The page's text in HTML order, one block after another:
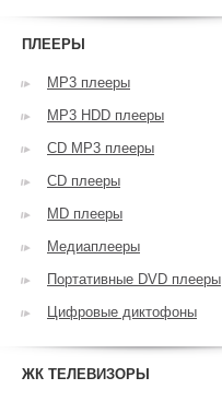
ПЛЕЕРЫ
MP3 плееры
MP3 HDD плееры
CD MP3 плееры
CD плееры
MD плееры
Медиаплееры
Портативные DVD плееры
Цифровые диктофоны
ЖК ТЕЛЕВИЗОРЫ